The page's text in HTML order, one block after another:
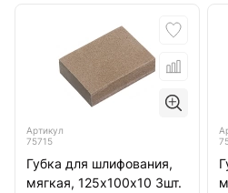
Артикул
75715
Губка для шлифования,
мягкая, 125х100х10 3шт.